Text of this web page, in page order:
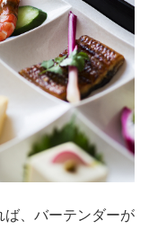
ば、バーテンダーが